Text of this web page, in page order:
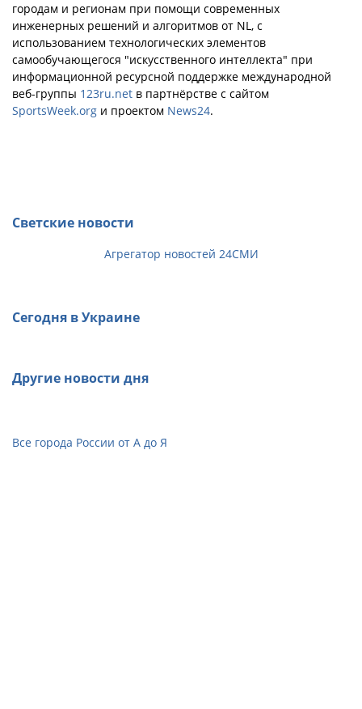
городам и регионам при помощи современных
инженерных решений и алгоритмов от NL, с
использованием технологических элементов
самообучающегося "искусственного интеллекта" при
информационной ресурсной поддержке международной
веб-группы 123ru.net в партнёрстве с сайтом
SportsWeek.org и проектом News24.
Светские новости
Агрегатор новостей 24СМИ
Сегодня в Украине
Другие новости дня
Все города России от А до Я